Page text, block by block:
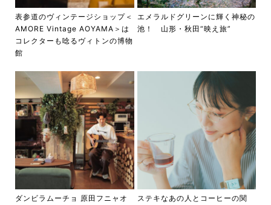
表参道のヴィンテージショップ＜
AMORE Vintage AOYAMA＞は
コレクターも唸るヴィトンの博物
館
エメラルドグリーンに輝く神秘の
池！ 山形・秋田“映え旅”
ダンビラムーチョ 原田フニャオ
ステキなあの人とコーヒーの関